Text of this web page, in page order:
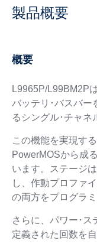
製品概要
概要
L9965P/L99BM2P
バッテリ･バスバー
るシングル･チャネ
この機能を実現す
PowerMOSから成
います。ステージ
し、作動プロファ
の両方をプログラ
さらに、パワー･ス
定義された回数を